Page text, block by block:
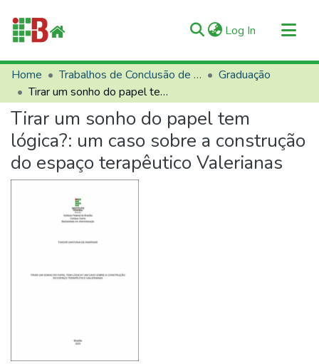
Log In (current)
Communities & Collections
All of RIIFB
Manuals and Terms
Statistics
About RIIFB
Home Trabalhos de Conclusão de Curso (TCCs)
Graduação
Tirar um sonho do papel tem lógica?: um caso sobre a construção do espaço terapêutico Valerianas
Tirar um sonho do papel tem
lógica?: um caso sobre a construção
do espaço terapêutico Valerianas